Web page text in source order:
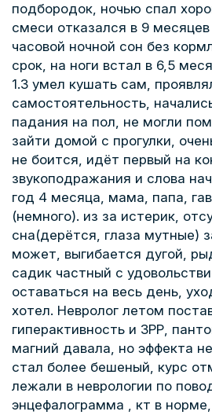
подбородок, ночью спал
смеси отказался в 9
часовой ночной сон без
срок, на ноги встал в 6,5
1.3 умел кушать сам,
самостоятельность,
падания на пол, не могли
зайти домой с прогулки,
не боится, идёт первый на
звукоподражания и слова
год 4 месяца, мама, папа,
(немного). из за истерик,
сна(дерётся, глаза мутные)
может, выгибается дугой,
садик частный с
оставаться на весь день,
хотел. Невролог летом
гиперактивность и ЗРР,
магний давала, но эффекта
стал более бешеный, курс
лежали в неврологии по
энцефалограмма , кт в